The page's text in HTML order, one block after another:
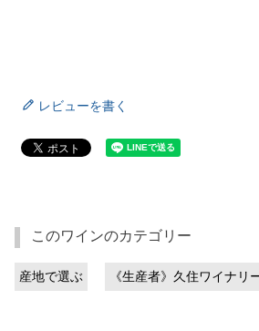
レビューを書く
このワインのカテゴリー
産地で選ぶ 《生産者》久住ワイナリ